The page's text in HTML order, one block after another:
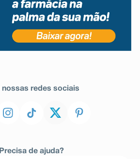
nossas redes sociais
Precisa de ajuda?